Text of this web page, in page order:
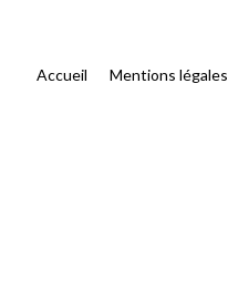
Accueil Mentions légales